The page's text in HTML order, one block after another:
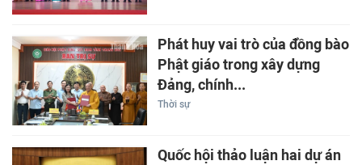
Phát huy vai trò của đồng bào
Phật giáo trong xây dựng
Đảng, chính...
Thời sự
Quốc hội thảo luận hai dự án